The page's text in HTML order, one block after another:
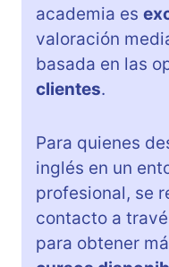
academia es
valoración
basada en las
clientes.
Para quienes
inglés en un
profesional, se
contacto a
para obtener